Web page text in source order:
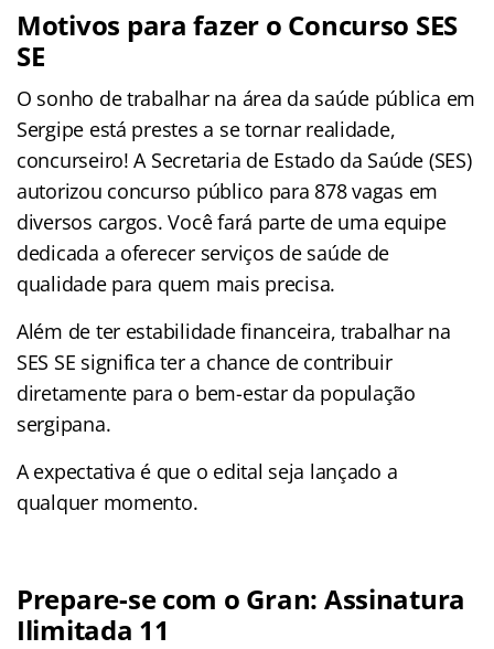
Motivos para fazer o Concurso SES
SE
O sonho de trabalhar na área da saúde pública em
Sergipe está prestes a se tornar realidade,
concurseiro! A Secretaria de Estado da Saúde (SES)
autorizou concurso público para 878 vagas em
diversos cargos. Você fará parte de uma equipe
dedicada a oferecer serviços de saúde de
qualidade para quem mais precisa.
Além de ter estabilidade financeira, trabalhar na
SES SE significa ter a chance de contribuir
diretamente para o bem-estar da população
sergipana.
A expectativa é que o edital seja lançado a
qualquer momento.
Prepare-se com o Gran: Assinatura
Ilimitada 11